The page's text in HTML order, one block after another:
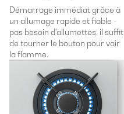
Démarrage immédiat grâce à
un allumage rapide et fiable -
pas besoin d'allumettes, il suffit
de tourner le bouton pour voir
la flamme.